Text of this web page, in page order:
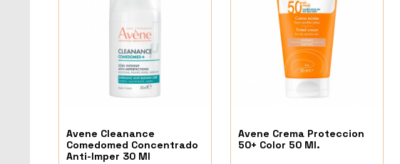
Avene Cleanance
Comedomed Concentrado
Anti-Imper 30 Ml
Avene Crema Proteccion
50+ Color 50 Ml.